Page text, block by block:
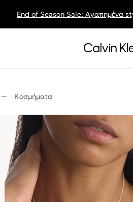
End of Season Sale: Αγαπημένα
μεταφορικά για αγορές €70 και
Κοσμήματα